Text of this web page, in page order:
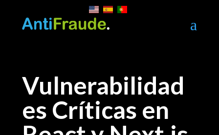
a
Vulnerabilidad
es Críticas en